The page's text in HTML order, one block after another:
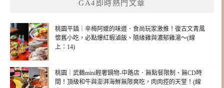
GA4即時熱門文章
桃園平鎮｜辛梅阿嬤的味道．食尚玩家激推！復古文青風
懷舊小吃，必點爆紅蝦滷飯、隨緣雞與濃郁雞湯～(線
上：14)
桃園｜武鶴mini輕奢鍋物-中路店．無點餐限制、無CD時
間！頂級和牛與澎湃海鮮無限爽吃，肉肉控的天堂！(線